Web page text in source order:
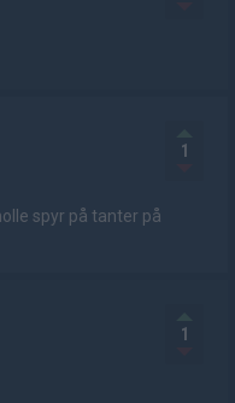
1
spyr på tanter på
1